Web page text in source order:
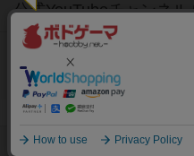
公式YouTubeチャンネル